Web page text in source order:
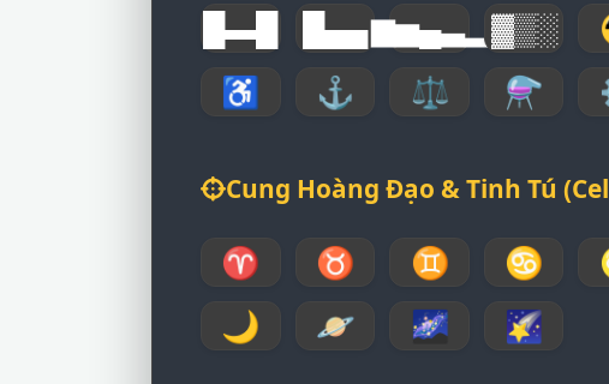
█▬█ █▄▄▆▅▄▃▂▓▒░
♿
⚓ ⚖ ⚗
Cung Hoàng Đạo & Tinh Tú
♈ ♉ ♊ ♋
🌙
🪐 🌌 🌠